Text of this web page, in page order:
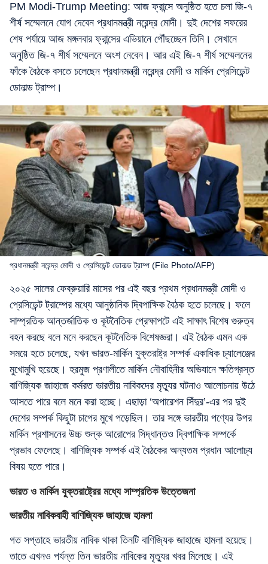
PM Modi-Trump Meeting: আজ ফ্রান্সে অনুষ্ঠিত হতে চলা জি-৭
শীর্ষ সম্মেলনে যোগ দেবেন প্রধানমন্ত্রী নরেন্দ্র মোদী। দুই দেশের সফরের
শেষ পর্যায়ে আজ মঙ্গলবার ফ্রান্সের এভিয়ানে পৌঁছচ্ছেন তিনি। সেখানে
অনুষ্ঠিত জি-৭ শীর্ষ সম্মেলনে অংশ নেবেন। আর এই জি-৭ শীর্ষ সম্মেলনের
ফাঁকে বৈঠকে বসতে চলেছেন প্রধানমন্ত্রী নরেন্দ্র মোদী ও মার্কিন প্রেসিডেন্ট
ডোনাল্ড ট্রাম্প।
প্রধানমন্ত্রী নরেন্দ্র মোদী ও প্রেসিডেন্ট ডোনাল্ড ট্রাম্প (File Photo/AFP)
২০২৫ সালের ফেব্রুয়ারি মাসের পর এই বছর প্রথম প্রধানমন্ত্রী মোদী ও
প্রেসিডেন্ট ট্রাম্পের মধ্যে আনুষ্ঠানিক দ্বিপাক্ষিক বৈঠক হতে চলেছে। ফলে
সাম্প্রতিক আন্তর্জাতিক ও কূটনৈতিক প্রেক্ষাপটে এই সাক্ষাৎ বিশেষ গুরুত্ব
বহন করছে বলে মনে করছেন কূটনৈতিক বিশেষজ্ঞরা। এই বৈঠক এমন এক
সময়ে হতে চলেছে, যখন ভারত-মার্কিন যুক্তরাষ্ট্র সম্পর্ক একাধিক চ্যালেঞ্জের
মুখোমুখি হয়েছে। হরমুজ প্রণালীতে মার্কিন নৌবাহিনীর অভিযানে ক্ষতিগ্রস্ত
বাণিজ্যিক জাহাজে কর্মরত ভারতীয় নাবিকদের মৃত্যুর ঘটনাও আলোচনায় উঠে
আসতে পারে বলে মনে করা হচ্ছে। এছাড়া ‘অপারেশন সিঁদুর’-এর পর দুই
দেশের সম্পর্ক কিছুটা চাপের মুখে পড়েছিল। তার সঙ্গে ভারতীয় পণ্যের উপর
মার্কিন প্রশাসনের উচ্চ শুল্ক আরোপের সিদ্ধান্তও দ্বিপাক্ষিক সম্পর্কে
প্রভাব ফেলেছে। বাণিজ্যিক সম্পর্ক এই বৈঠকের অন্যতম প্রধান আলোচ্য
বিষয় হতে পারে।
ভারত ও মার্কিন যুক্তরাষ্ট্রের মধ্যে সাম্প্রতিক উত্তেজনা
ভারতীয় নাবিকবাহী বাণিজ্যিক জাহাজে হামলা
গত সপ্তাহে ভারতীয় নাবিক থাকা তিনটি বাণিজ্যিক জাহাজে হামলা হয়েছে।
তাতে এখনও পর্যন্ত তিন ভারতীয় নাবিকের মৃত্যুর খবর মিলেছে। এই